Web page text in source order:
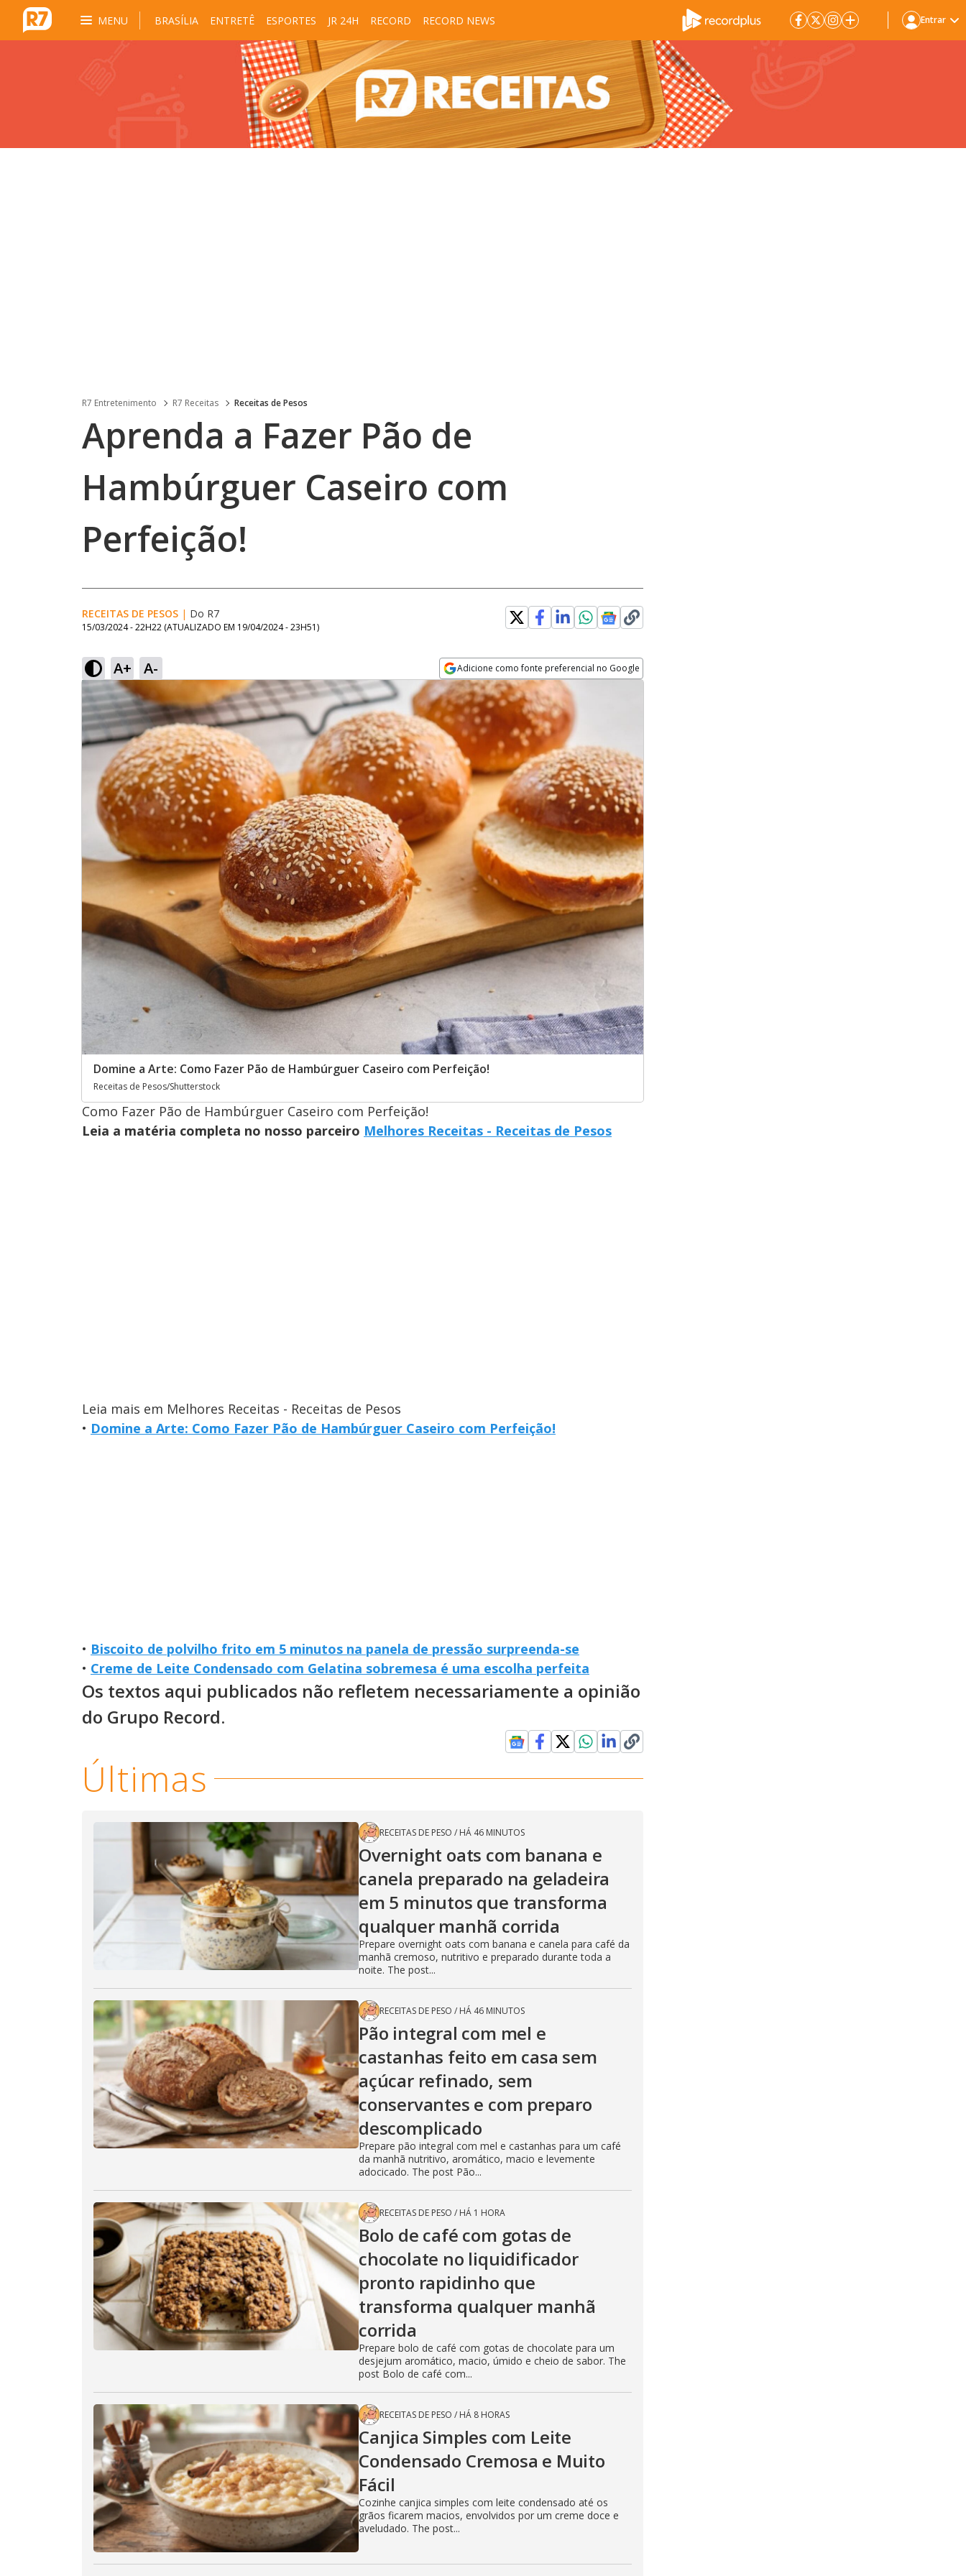
MENU BRASÍLIA ENTRETÊ ESPORTES JR 24H RECORD RECORD NEWS Entrar
R7 Entretenimento R7 Receitas Receitas de Pesos
Aprenda a Fazer Pão de
Hambúrguer Caseiro com
Perfeição!
RECEITAS DE PESOS | Do R7
15/03/2024 - 22H22 (ATUALIZADO EM 19/04/2024 - 23H51)
A+ A- Adicione como fonte preferencial no Google
Opens in new window
Domine a Arte: Como Fazer Pão de Hambúrguer Caseiro com Perfeição!
Receitas de Pesos/Shutterstock
Como Fazer Pão de Hambúrguer Caseiro com Perfeição!
Leia a matéria completa no nosso parceiro Melhores Receitas - Receitas de Pesos
Leia mais em Melhores Receitas - Receitas de Pesos
• Domine a Arte: Como Fazer Pão de Hambúrguer Caseiro com Perfeição!
• Biscoito de polvilho frito em 5 minutos na panela de pressão surpreenda-se
• Creme de Leite Condensado com Gelatina sobremesa é uma escolha perfeita
Os textos aqui publicados não refletem necessariamente a opinião
do Grupo Record.
Últimas
RECEITAS DE PESO / HÁ 46 MINUTOS
Overnight oats com banana e
canela preparado na geladeira
em 5 minutos que transforma
qualquer manhã corrida
Prepare overnight oats com banana e canela para café da
manhã cremoso, nutritivo e preparado durante toda a
noite. The post...
RECEITAS DE PESO / HÁ 46 MINUTOS
Pão integral com mel e
castanhas feito em casa sem
açúcar refinado, sem
conservantes e com preparo
descomplicado
Prepare pão integral com mel e castanhas para um café
da manhã nutritivo, aromático, macio e levemente
adocicado. The post Pão...
RECEITAS DE PESO / HÁ 1 HORA
Bolo de café com gotas de
chocolate no liquidificador
pronto rapidinho que
transforma qualquer manhã
corrida
Prepare bolo de café com gotas de chocolate para um
desjejum aromático, macio, úmido e cheio de sabor. The
post Bolo de café com...
RECEITAS DE PESO / HÁ 8 HORAS
Canjica Simples com Leite
Condensado Cremosa e Muito
Fácil
Cozinhe canjica simples com leite condensado até os
grãos ficarem macios, envolvidos por um creme doce e
aveludado. The post...